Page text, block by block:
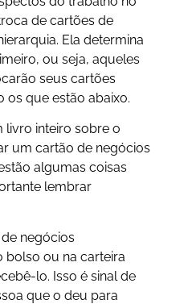
de cartões de
Ela determina
ou seja, aqueles
seus cartões
os que estão abaixo.
livro inteiro sobre o
um cartão de negócios
algumas coisas
lembrar
negócios
bolso ou na carteira
lo. Isso é sinal de
que o deu para